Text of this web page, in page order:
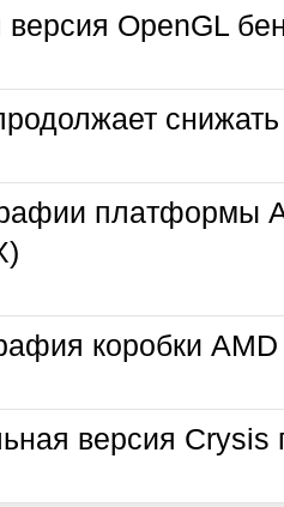
OpenGL
плaтформы
коробки
версия Crysis